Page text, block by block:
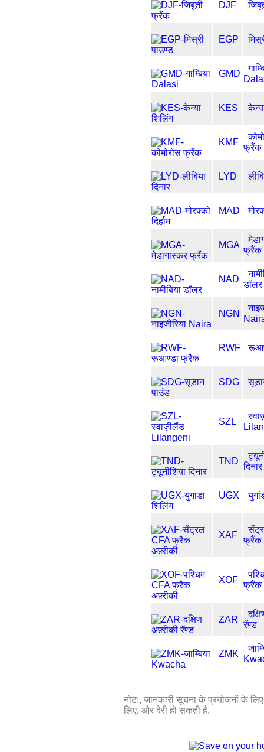
DJF
EGP
GMD
KES
KMF
फ्रैंक
LYD
MAD
MGA
फ्रैंक
NAD
डॉलर
NGN
RWF
SDG
SZL
TND
दिनार
UGX
XAF
फ्रैंक
XOF
फ्रैंक
ZAR
रॅण्ड
ZMK
नोट:, जानकारी सूचना के प्रयोजनों के लिए
लिए, और देरी हो सकती है.